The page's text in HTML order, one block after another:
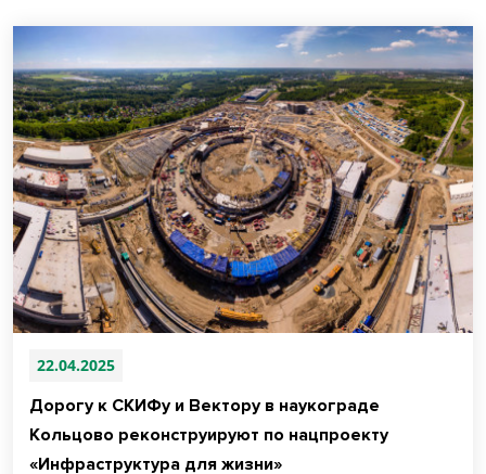
22.04.2025
Дорогу к СКИФу и Вектору в наукограде
Кольцово реконструируют по нацпроекту
«Инфраструктура для жизни»